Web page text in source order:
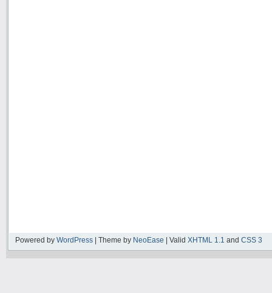
Powered by WordPress | Theme by NeoEase | Valid XHTML 1.1 and CSS 3